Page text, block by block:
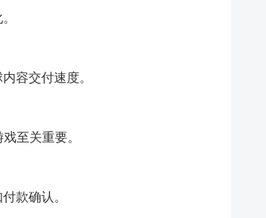
容交付速度。
至关重要。
款确认。